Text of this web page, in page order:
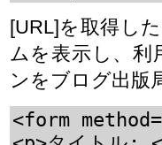
[URL]を取得し
ムを表示し、
ンをブログ出版
<form